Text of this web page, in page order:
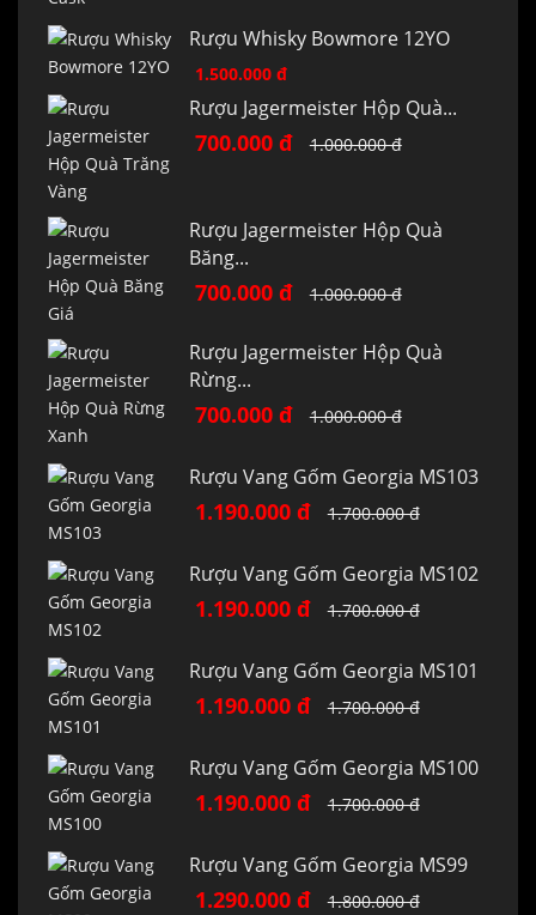
Rượu Whisky Bowmore 12YO
1.500.000 đ
Rượu Jagermeister Hộp Quà...
700.000 đ 1.000.000 đ
Rượu Jagermeister Hộp Quà
Băng...
700.000 đ 1.000.000 đ
Rượu Jagermeister Hộp Quà
Rừng...
700.000 đ 1.000.000 đ
Rượu Vang Gốm Georgia MS103
1.190.000 đ 1.700.000 đ
Rượu Vang Gốm Georgia MS102
1.190.000 đ 1.700.000 đ
Rượu Vang Gốm Georgia MS101
1.190.000 đ 1.700.000 đ
Rượu Vang Gốm Georgia MS100
1.190.000 đ 1.700.000 đ
Rượu Vang Gốm Georgia MS99
1.290.000 đ 1.800.000 đ